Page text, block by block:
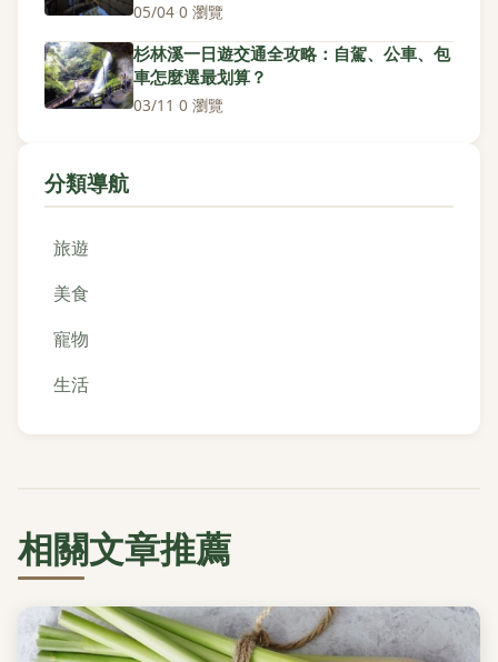
05/04·0 瀏覽
杉林溪一日遊交通全攻略：自駕、公車、包
車怎麼選最划算？
03/11 ·0 瀏覽
分類導航
旅遊
美食
寵物
生活
相關文章推薦